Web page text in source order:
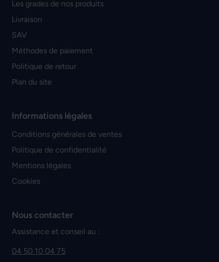
Les grades de nos produits
Livraison
SAV
Méthodes de paiement
Politique de retour
Plan du site
Informations légales
Conditions générales de ventes
Politique de confidentialité
Mentions légales
Cookies
Nous contacter
Assistance et conseil au :
04 50 10 04 75